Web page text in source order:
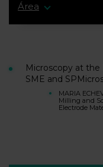
Área
Microscopy at
SME and
MARIA
Milling and
Electrode